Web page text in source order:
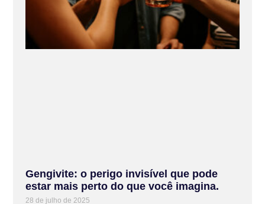
Gengivite: o perigo invisível que pode
estar mais perto do que você imagina.
28 de julho de 2025